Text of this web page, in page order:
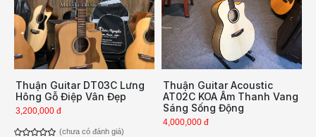
Thuận Guitar DT03C Lưng
Hông Gỗ Điệp Vân Đẹp
3,200,000 đ
(chưa có đánh giá)
Thuận Guitar Acoustic
AT02C KOA Âm Thanh Vang
Sáng Sống Động
4,000,000 đ